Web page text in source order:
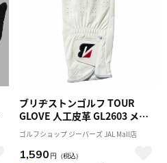
ブリヂストンゴルフ TOUR
GLOVE 人工皮革 GL2603 メン
ズ 右手用 ゴルフ グローブ
BRIDGESTONE GOLF 2026年
モデル 日本正規品
ゴルフショップ ジーパーズ JAL Mall店
1,590 円 （税込）